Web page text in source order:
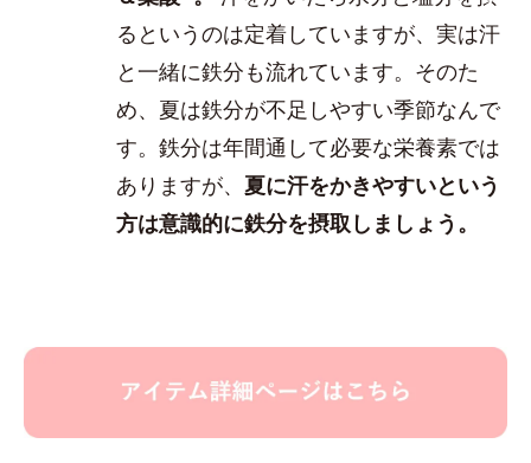
るというのは定着していますが、実は汗
と一緒に鉄分も流れています。そのた
め、夏は鉄分が不足しやすい季節なんで
す。鉄分は年間通して必要な栄養素では
ありますが、 夏に汗をかきやすいという
方は意識的に鉄分を摂取しましょう。